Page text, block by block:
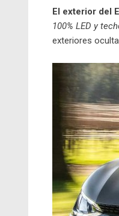
El exterior del
100% LED y
exteriores